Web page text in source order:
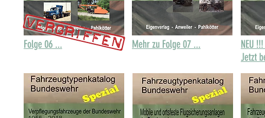
Folge 06 ... Mehr zu Folge 07 ...
NEU
Jetzt